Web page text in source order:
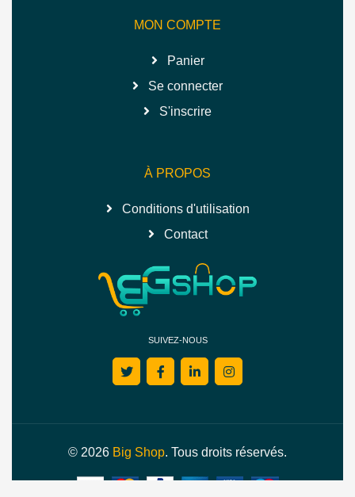
MON COMPTE
Panier
Se connecter
S'inscrire
À PROPOS
Conditions d'utilisation
Contact
SUIVEZ-NOUS
© 2026 Big Shop. Tous droits réservés.